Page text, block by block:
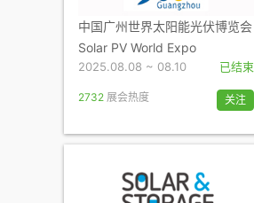
中国广州世界太阳能光伏博览会
Solar PV World Expo
2025.08.08 ~ 08.10 已结束
2732 展会热度 关注